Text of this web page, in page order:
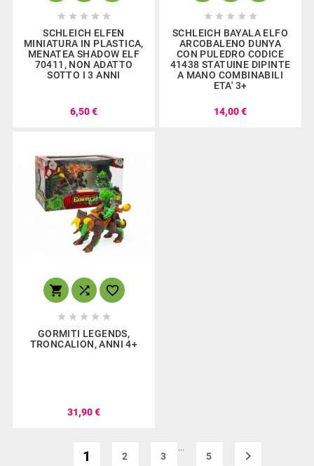
    
SCHLEICH ELFEN
MINIATURA IN PLASTICA,
MENATEA SHADOW ELF
70411, NON ADATTO
SOTTO I 3 ANNI
6,50 €
    
SCHLEICH BAYALA ELFO
ARCOBALENO DUNYA
CON PULEDRO CODICE
41438 STATUINE DIPINTE
A MANO COMBINABILI
ETA' 3+
14,00 €
  
    
GORMITI LEGENDS,
TRONCALION, ANNI 4+
31,90 €
1 2 3
…
5
